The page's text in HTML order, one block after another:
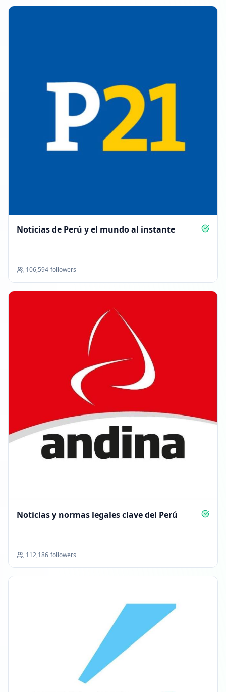
Noticias de Perú y el mundo al instante
106,594 followers
Noticias y normas legales clave del Perú
112,186 followers